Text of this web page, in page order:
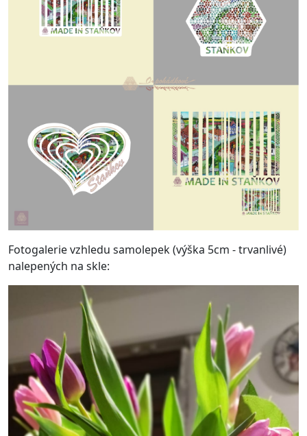
Fotogalerie vzhledu samolepek (výška 5cm - trvanlivé)
nalepených na skle: